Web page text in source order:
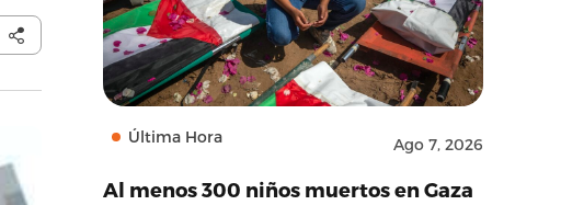
Última Hora Ago 7, 2026
Al menos 300 niños muertos en Gaza